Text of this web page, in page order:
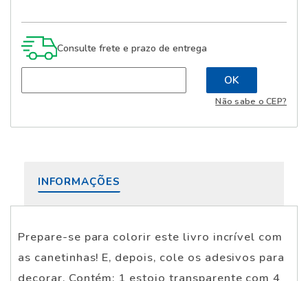
Consulte frete e prazo de entrega
Não sabe o CEP?
INFORMAÇÕES
Prepare-se para colorir este livro incrível com
as canetinhas! E, depois, cole os adesivos para
decorar. Contém: 1 estojo transparente com 4